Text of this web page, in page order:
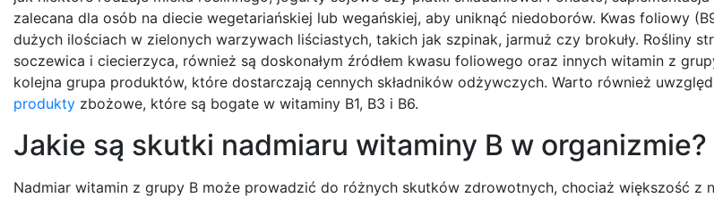
zalecana dla osób na diecie wegetariańskiej lub wegańskiej, aby uniknąć niedoborów. Kwas foliowy
dużych ilościach w zielonych warzywach liściastych, takich jak szpinak, jarmuż czy brokuły. Rośliny
soczewica i ciecierzyca, również są doskonałym źródłem kwasu foliowego oraz innych witamin z
kolejna grupa produktów, które dostarczają cennych składników odżywczych. Warto również
produkty zbożowe, które są bogate w witaminy B1, B3 i B6.
Jakie są skutki nadmiaru witaminy B w organizmie?
Nadmiar witamin z grupy B może prowadzić do różnych skutków zdrowotnych, chociaż większość z